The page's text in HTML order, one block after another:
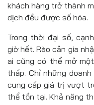
khách hàng trở thành
dịch đều được số hóa.
Trong thời đại số,
giờ hết. Rào cản gia
ai cũng có thể mở
thấp. Chỉ những
cung cấp giá trị vượt
thể tồn tại. Khả năng